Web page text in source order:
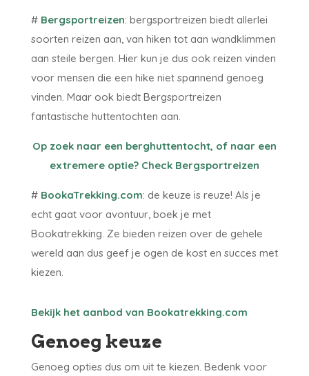
# Bergsportreizen: bergsportreizen biedt allerlei
soorten reizen aan, van hiken tot aan wandklimmen
aan steile bergen. Hier kun je dus ook reizen vinden
voor mensen die een hike niet spannend genoeg
vinden. Maar ook biedt Bergsportreizen
fantastische huttentochten aan.
Op zoek naar een berghuttentocht, of naar een
extremere optie? Check Bergsportreizen
# BookaTrekking.com: de keuze is reuze! Als je
echt gaat voor avontuur, boek je met
Bookatrekking. Ze bieden reizen over de gehele
wereld aan dus geef je ogen de kost en succes met
kiezen.
Bekijk het aanbod van Bookatrekking.com
Genoeg keuze
Genoeg opties dus om uit te kiezen. Bedenk voor